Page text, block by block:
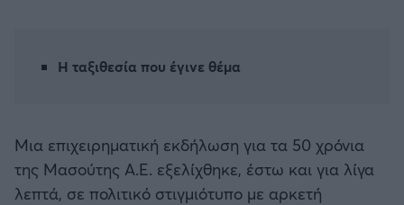
Παναιτωλικός
Ηρακλής
Η ταξιθεσία που έγινε θέμα
Μια επιχειρηματική εκδήλωση για τα 50 χρόνια
της Μασούτης Α.Ε. εξελίχθηκε, έστω και για λίγα
λεπτά, σε πολιτικό στιγμιότυπο με αρκετή